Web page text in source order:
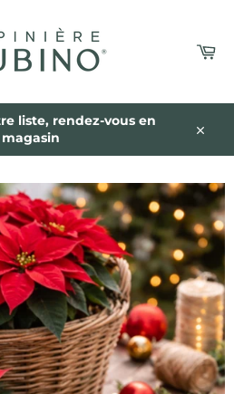
liste, rendez-vous en
magasin